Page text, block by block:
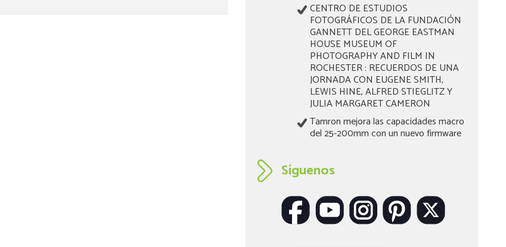
CENTRO DE ESTUDIOS
FOTOGRÁFICOS DE LA FUNDACIÓN
GANNETT DEL GEORGE EASTMAN
HOUSE MUSEUM OF
PHOTOGRAPHY AND FILM IN
ROCHESTER : RECUERDOS DE UNA
JORNADA CON EUGENE SMITH,
LEWIS HINE, ALFRED STIEGLITZ Y
JULIA MARGARET CAMERON
Tamron mejora las capacidades macro
del 25-200mm con un nuevo firmware
Síguenos